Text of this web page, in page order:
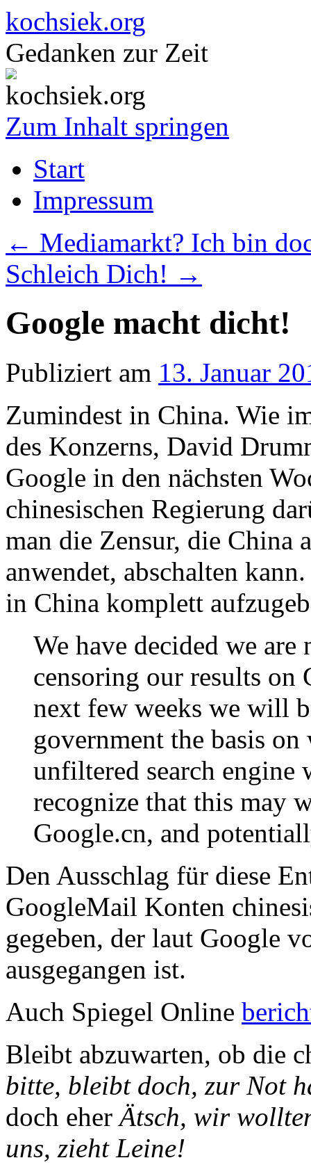
kochsiek.org
Gedanken zur Zeit
Zum Inhalt springen
Start
Impressum
← Mediamarkt? Ich bin
Schleich Dich! →
Google macht dicht!
Publiziert am 13. Januar
Zumindest in China. Wie
des Konzerns, David
Google in den nächsten
chinesischen Regierung
man die Zensur, die China
anwendet, abschalten
in China komplett
We have decided we
censoring our results on
next few weeks we will
government the basis
unfiltered search
recognize that this may
Google.cn, and
Den Ausschlag für diese
GoogleMail Konten
gegeben, der laut Google
ausgegangen ist.
Auch Spiegel Online
Bleibt abzuwarten, ob die
bitte, bleibt doch, zur Not
doch eherÄtsch, wir
uns, zieht Leine!